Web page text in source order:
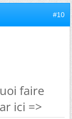
#10
faire
ici =>